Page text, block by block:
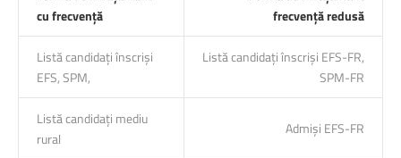
cu frecvență
frecvență redusă
Listă candidați înscriși
EFS, SPM,
Listă candidați înscriși EFS-FR,
SPM-FR
Listă candidați mediu
rural
Admiși EFS-FR